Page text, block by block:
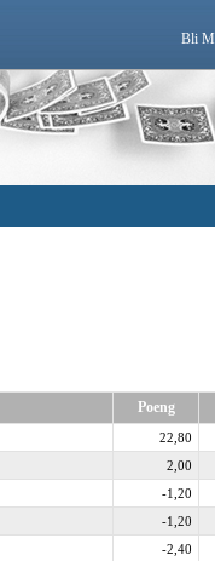
Bli
Poeng
22,80
2,00
-1,20
-1,20
-2,40